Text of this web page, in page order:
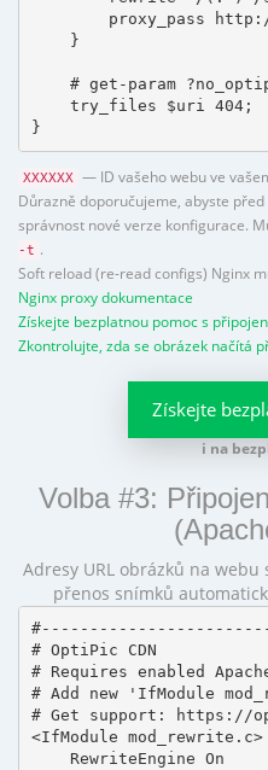
proxy_pass
    }
# get-param
    try_files $uri 404;
}
XXXXXX
— ID vašeho webu ve
Důrazně doporučujeme, abyste
správnost nové verze konfigurace.
-t .
Soft reload (re-read configs) Nginx
Nginx proxy dokumentace
Získejte bezplatnou pomoc s
Zkontrolujte, zda se obrázek načítá
Získejte
i na
Volba #3:
Adresy URL obrázků na
přenos snímků
# OptiPic CDN
# Requires enabled
# Add new 'IfModule
# Get support: https://
<IfModule mod_rewrite.c>
    RewriteEngine On